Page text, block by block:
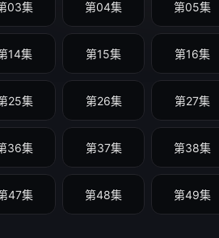
03集 第04集 第05集
14集 第15集 第16集
25集 第26集 第27集
36集 第37集 第38集
47集 第48集 第49集